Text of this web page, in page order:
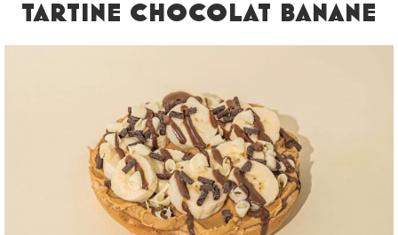
TARTINE CHOCOLAT BANANE